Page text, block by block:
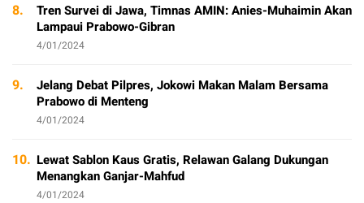
8.
Tren Survei di Jawa, Timnas AMIN: Anies-Muhaimin Akan
Lampaui Prabowo-Gibran
4/01/2024
9.
Jelang Debat Pilpres, Jokowi Makan Malam Bersama
Prabowo di Menteng
4/01/2024
10. Lewat Sablon Kaus Gratis, Relawan Galang Dukungan
Menangkan Ganjar-Mahfud
4/01/2024